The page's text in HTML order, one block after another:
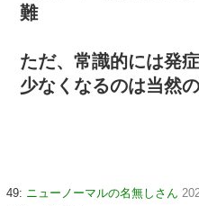
難
ただ、常識的には発
少なくなるのは当然
49: ニューノーマルの名無しさん